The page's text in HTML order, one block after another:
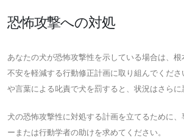
恐怖攻撃への対処
あなたの犬が恐怖攻撃性を示している場合は、根
不安を軽減する行動修正計画に取り組んでくだ
や言葉による叱責で犬を罰すると、状況はさらに
犬の恐怖攻撃性に対処する計画を立てるために
ーまたは行動学者の助けを求めてください。